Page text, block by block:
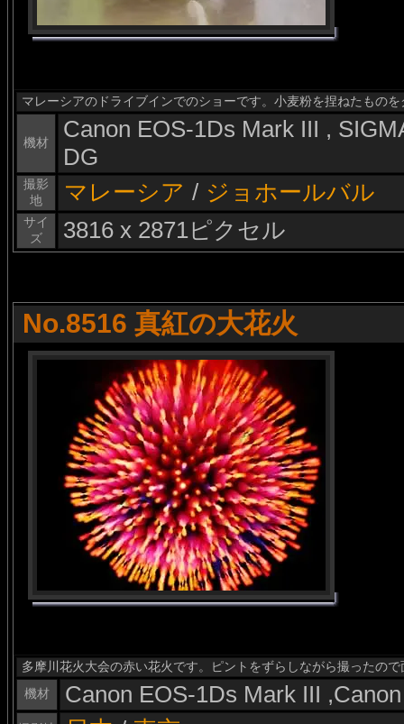
マレーシアのドライブインでのショーです。小麦粉を捏ねたもの
機材
Canon EOS-1Ds Mark III ,
DG
撮影
地
マレーシア / ジョホールバル
サイ
ズ
3816 x 2871ピクセル
No.8516 真紅の大花火
多摩川花火大会の赤い花火です。ピントをずらしながら撮ったの
機材
Canon EOS-1Ds Mark III